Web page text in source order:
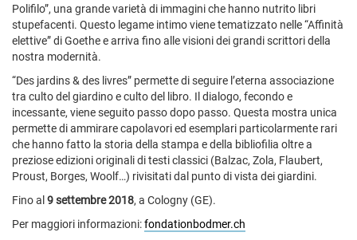
Polifilo”, una grande varietà di immagini che hanno nutrito libri
stupefacenti. Questo legame intimo viene tematizzato nelle “Affinità
elettive” di Goethe e arriva fino alle visioni dei grandi scrittori della
nostra modernità.
“Des jardins & des livres” permette di seguire l’eterna associazione
tra culto del giardino e culto del libro. Il dialogo, fecondo e
incessante, viene seguito passo dopo passo. Questa mostra unica
permette di ammirare capolavori ed esemplari particolarmente rari
che hanno fatto la storia della stampa e della bibliofilia oltre a
preziose edizioni originali di testi classici (Balzac, Zola, Flaubert,
Proust, Borges, Woolf…) rivisitati dal punto di vista dei giardini.
Fino al 9 settembre 2018, a Cologny (GE).
Per maggiori informazioni:fondationbodmer.ch